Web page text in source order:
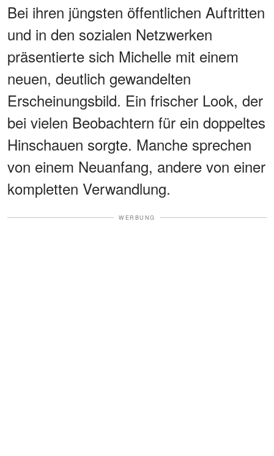
Bei ihren jüngsten öffentlichen Auftritten
und in den sozialen Netzwerken
präsentierte sich Michelle mit einem
neuen, deutlich gewandelten
Erscheinungsbild. Ein frischer Look, der
bei vielen Beobachtern für ein doppeltes
Hinschauen sorgte. Manche sprechen
von einem Neuanfang, andere von einer
kompletten Verwandlung.
WERBUNG